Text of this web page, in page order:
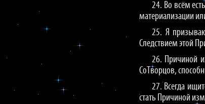
24. Во всём
материализации
25. Я
Следствием этой
26. Причиной
СоТворцов,
27. Всегда
стать Причиной